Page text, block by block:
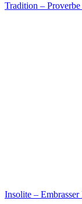
Tradition –
Insolite –